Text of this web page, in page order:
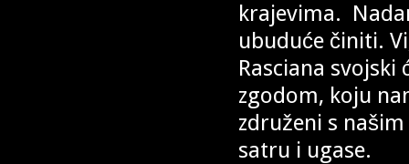
krajevima.
ubuduće činiti.
Rasciana
zgodom, koju
združeni s
satru i ugase.